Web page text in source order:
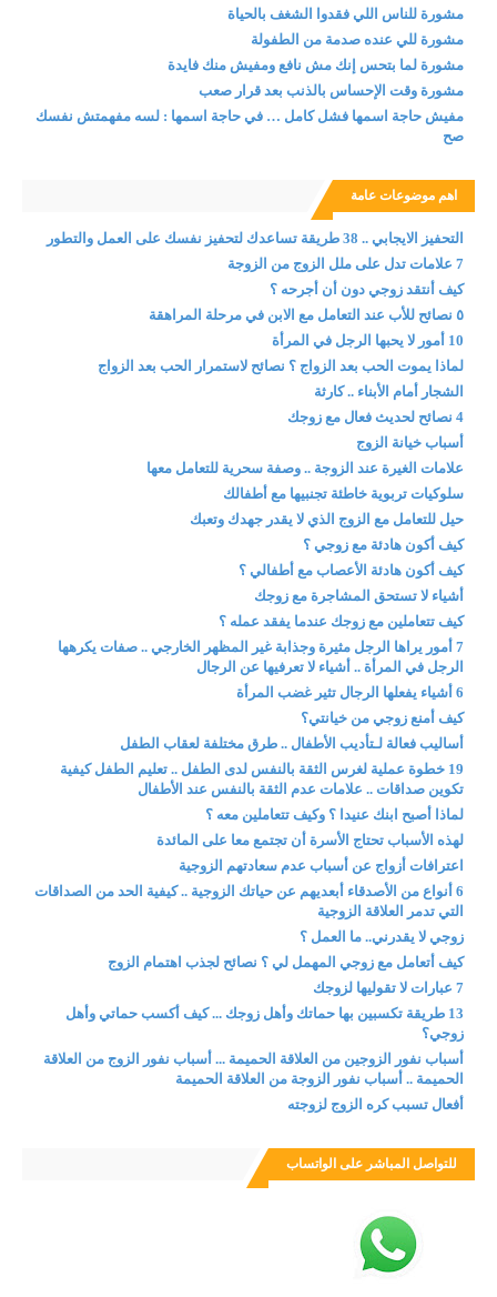
مشورة للناس اللي فقدوا الشغف بالحياة
مشورة للي عنده صدمة من الطفولة
مشورة لما بتحس إنك مش نافع ومفيش منك فايدة
مشورة وقت الإحساس بالذنب بعد قرار صعب
مفيش حاجة اسمها فشل كامل … في حاجة اسمها : لسه مفهمتش نفسك
صح
اهم موضوعات عامة
التحفيز الايجابي .. 38 طريقة تساعدك لتحفيز نفسك على العمل والتطور
7 علامات تدل على ملل الزوج من الزوجة
كيف أنتقد زوجي دون أن أجرحه ؟
٥ نصائح للأب عند التعامل مع الابن في مرحلة المراهقة
10 أمور لا يحبها الرجل في المرأة
لماذا يموت الحب بعد الزواج ؟ نصائح لاستمرار الحب بعد الزواج
الشجار أمام الأبناء .. كارثة
4 نصائح لحديث فعال مع زوجك
أسباب خيانة الزوج
علامات الغيرة عند الزوجة .. وصفة سحرية للتعامل معها
سلوكيات تربوية خاطئة تجنبيها مع أطفالك
حيل للتعامل مع الزوج الذي لا يقدر جهدك وتعبك
كيف أكون هادئة مع زوجي ؟
كيف أكون هادئة الأعصاب مع أطفالي ؟
أشياء لا تستحق المشاجرة مع زوجك
كيف تتعاملين مع زوجك عندما يفقد عمله ؟
7 أمور يراها الرجل مثيرة وجذابة غير المظهر الخارجي .. صفات يكرهها
الرجل في المرأة .. أشياء لا تعرفيها عن الرجال
6 أشياء يفعلها الرجال تثير غضب المرأة
كيف أمنع زوجي من خيانتي؟
أساليب فعالة لـتأديب الأطفال .. طرق مختلفة لعقاب الطفل
19 خطوة عملية لغرس الثقة بالنفس لدى الطفل .. تعليم الطفل كيفية
تكوين صداقات .. علامات عدم الثقة بالنفس عند الأطفال
لماذا أصبح ابنك عنيدا ؟ وكيف تتعاملين معه ؟
لهذه الأسباب تحتاج الأسرة أن تجتمع معا على المائدة
اعترافات أزواج عن أسباب عدم سعادتهم الزوجية
6 أنواع من الأصدقاء أبعديهم عن حياتك الزوجية .. كيفية الحد من الصداقات
التي تدمر العلاقة الزوجية
زوجي لا يقدرني.. ما العمل ؟
كيف أتعامل مع زوجي المهمل لي ؟ نصائح لجذب اهتمام الزوج
7 عبارات لا تقوليها لزوجك
13 طريقة تكسبين بها حماتك وأهل زوجك ... كيف أكسب حماتي وأهل
زوجي؟
أسباب نفور الزوجين من العلاقة الحميمة ... أسباب نفور الزوج من العلاقة
الحميمة .. أسباب نفور الزوجة من العلاقة الحميمة
أفعال تسبب كره الزوج لزوجته
للتواصل المباشر على الواتساب